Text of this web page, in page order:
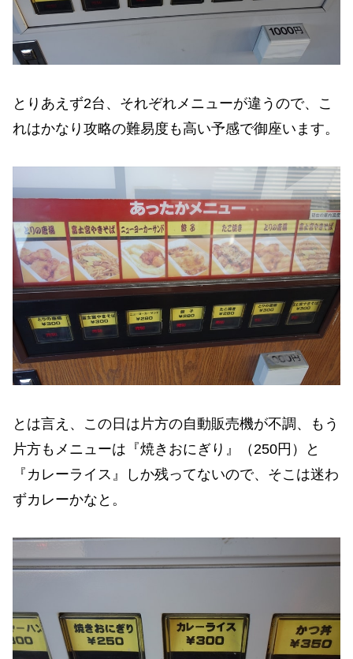
とりあえず2台、それぞれメニューが違うので、こ
れはかなり攻略の難易度も高い予感で御座います。
とは言え、この日は片方の自動販売機が不調、もう
片方もメニューは『焼きおにぎり』（250円）と
『カレーライス』しか残ってないので、そこは迷わ
ずカレーかなと。